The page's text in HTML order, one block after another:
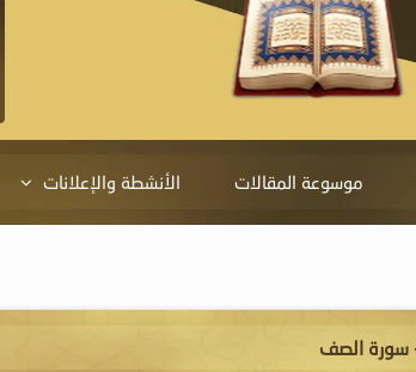
المغفرة لأنها أغلى جائزة، وهي مفتاح باب العطايا التي
موسوعة المقالات الأنشطة والإعلانات